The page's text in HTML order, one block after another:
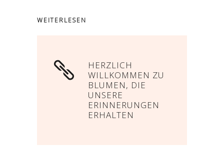
WEITERLESEN
HERZLICH
WILLKOMMEN ZU
BLUMEN, DIE
UNSERE
ERINNERUNGEN
ERHALTEN